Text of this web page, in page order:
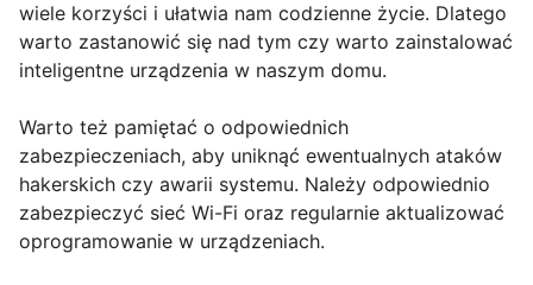
wiele korzyści i ułatwia nam codzienne życie. Dlatego
warto zastanowić się nad tym czy warto zainstalować
inteligentne urządzenia w naszym domu.
Warto też pamiętać o odpowiednich
zabezpieczeniach, aby uniknąć ewentualnych ataków
hakerskich czy awarii systemu. Należy odpowiednio
zabezpieczyć sieć Wi-Fi oraz regularnie aktualizować
oprogramowanie w urządzeniach.